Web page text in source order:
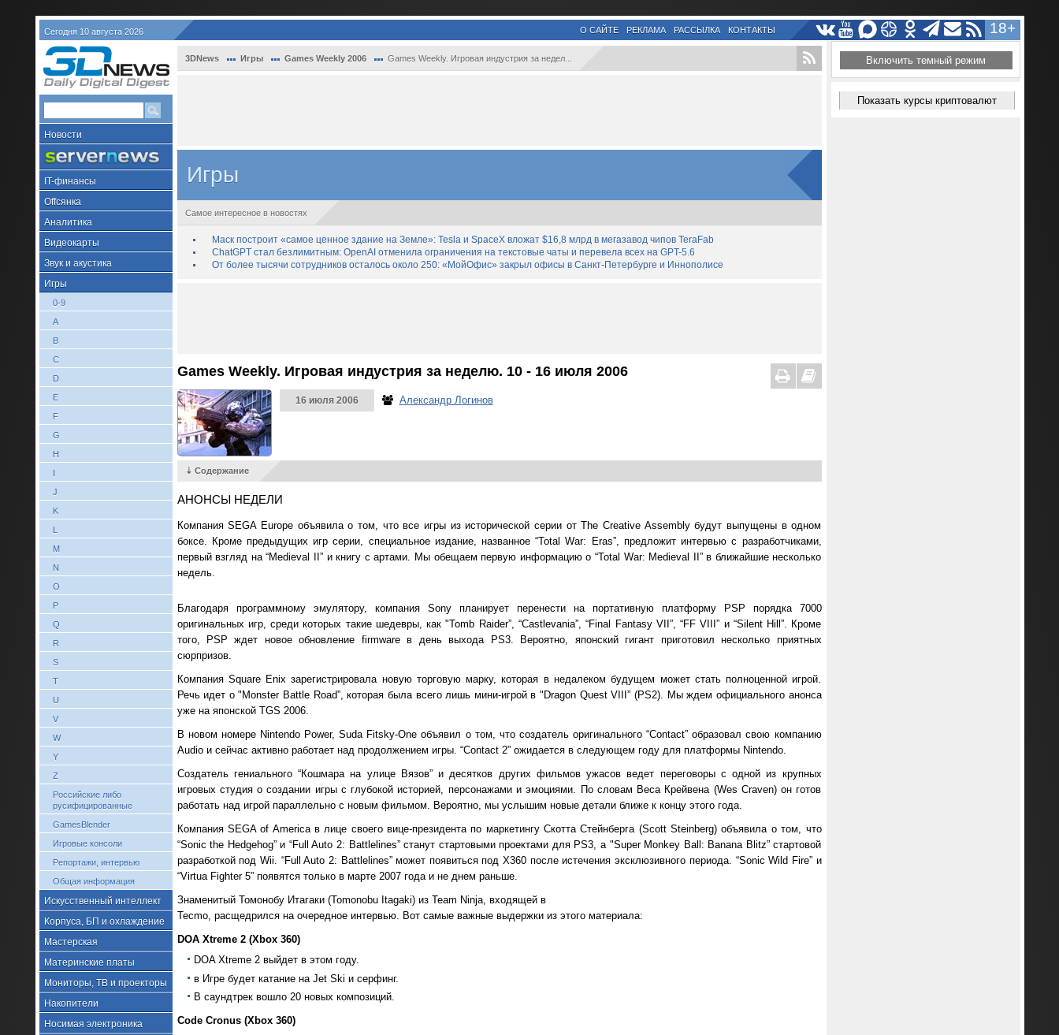
Сегодня 10 августа 2026 18+
О САЙТЕ РЕКЛАМА РАССЫЛКА КОНТАКТЫ
Новости
IT-финансы
Offсянка
Аналитика
Видеокарты
Звук и акустика
Игры
0-9
A
B
C
D
E
F
G
H
I
J
K
L
M
N
O
P
Q
R
S
T
U
V
W
Y
Z
Российские либо
русифицированные
GamesBlender
Игровые консоли
Репортажи, интервью
Общая информация
Искусственный интеллект
Корпуса, БП и охлаждение
Мастерская
Материнские платы
Мониторы, ТВ и проекторы
Накопители
Носимая электроника
3DNews Игры Games Weekly 2006 Games Weekly. Игровая индустрия за недел...
Игры
Самое интересное в новостях
Маск построит «самое ценное здание на Земле»: Tesla и SpaceX вложат $16,8 млрд в мегазавод чипов TeraFab
ChatGPT стал безлимитным: OpenAI отменила ограничения на текстовые чаты и перевела всех на GPT-5.6
От более тысячи сотрудников осталось около 250: «МойОфис» закрыл офисы в Санкт-Петербурге и Иннополисе
Games Weekly. Игровая индустрия за неделю. 10 - 16 июля 2006
16 июля 2006 Александр Логинов
⇣ Содержание
АНОНСЫ НЕДЕЛИ
Компания SEGA Europe объявила о том, что все игры из исторической серии от The Creative Assembly будут выпущены в одном
боксе. Кроме предыдущих игр серии, специальное издание, названное “Total War: Eras”, предложит интервью с разработчиками,
первый взгляд на “Medieval II” и книгу с артами. Мы обещаем первую информацию о “Total War: Medieval II” в ближайшие несколько
недель.
Благодаря программному эмулятору, компания Sony планирует перенести на портативную платформу PSP порядка 7000
оригинальных игр, среди которых такие шедевры, как "Tomb Raider”, “Castlevania”, “Final Fantasy VII”, “FF VIII” и “Silent Hill”. Кроме
того, PSP ждет новое обновление firmware в день выхода PS3. Вероятно, японский гигант приготовил несколько приятных
сюрпризов.
Компания Square Enix зарегистрировала новую торговую марку, которая в недалеком будущем может стать полноценной игрой.
Речь идет о "Monster Battle Road”, которая была всего лишь мини-игрой в "Dragon Quest VIII” (PS2). Мы ждем официального анонса
уже на японской TGS 2006.
В новом номере Nintendo Power, Suda Fitsky-One объявил о том, что создатель оригинального “Contact” образовал свою компанию
Audio и сейчас активно работает над продолжением игры. “Contact 2” ожидается в следующем году для платформы Nintendo.
Создатель гениального “Кошмара на улице Вязов” и десятков других фильмов ужасов ведет переговоры с одной из крупных
игровых студия о создании игры с глубокой историей, персонажами и эмоциями. По словам Веса Крейвена (Wes Craven) он готов
работать над игрой параллельно с новым фильмом. Вероятно, мы услышим новые детали ближе к концу этого года.
Компания SEGA of America в лице своего вице-президента по маркетингу Скотта Стейнберга (Scott Steinberg) объявила о том, что
“Sonic the Hedgehog” и “Full Auto 2: Battlelines” станут стартовыми проектами для PS3, а "Super Monkey Ball: Banana Blitz” стартовой
разработкой под Wii. “Full Auto 2: Battlelines” может появиться под X360 после истечения эксклюзивного периода. “Sonic Wild Fire” и
“Virtua Fighter 5” появятся только в марте 2007 года и не днем раньше.
Знаменитый Томонобу Итагаки (Tomonobu Itagaki) из Team Ninja, входящей в
Tecmo, расщедрился на очередное интервью. Вот самые важные выдержки из этого материала:
DOA Xtreme 2 (Xbox 360)
DOA Xtreme 2 выйдет в этом году.
в Игре будет катание на Jet Ski и серфинг.
В саундтрек вошло 20 новых композиций.
Code Cronus (Xbox 360)
Включить темный режим
Показать курсы криптовалют